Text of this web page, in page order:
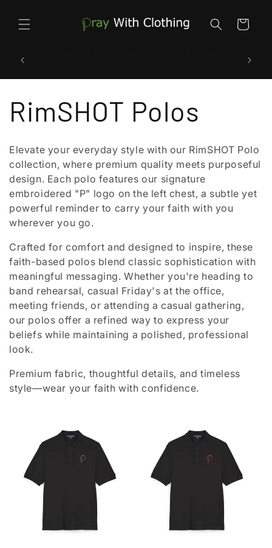
au
Panier
« Là
C
o
l
l
e
c
t
i
o
RimSHOT Polos
Elevate your everyday style with our RimSHOT Polo
collection, where premium quality meets purposeful
design. Each polo features our signature
embroidered "P" logo on the left chest, a subtle yet
powerful reminder to carry your faith with you
wherever you go.
Crafted for comfort and designed to inspire, these
faith-based polos blend classic sophistication with
meaningful messaging. Whether you're heading to
band rehearsal, casual Friday's at the office,
meeting friends, or attending a casual gathering,
our polos offer a refined way to express your
beliefs while maintaining a polished, professional
look.
Premium fabric, thoughtful details, and timeless
style—wear your faith with confidence.